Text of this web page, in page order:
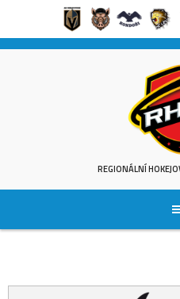
Skip
REGIONÁLNÍ